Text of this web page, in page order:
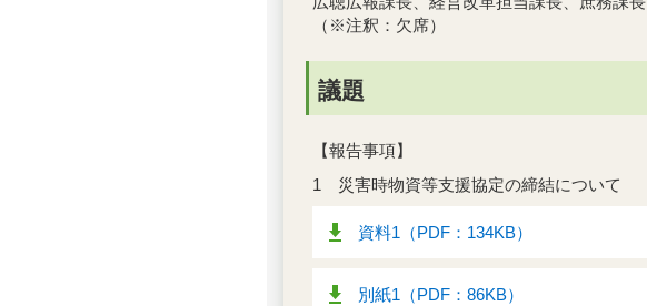
（※注釈：欠席）
議題
【報告事項】
1 災害時物資等支援協定の締結について
資料1（PDF：134KB）
別紙1（PDF：86KB）